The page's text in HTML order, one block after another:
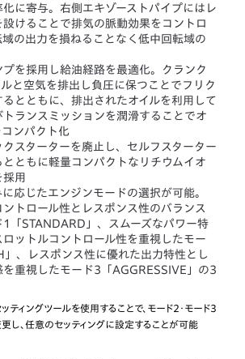
化に寄与。右側エキゾーストパイプにはレ
けることで排気の脈動効果をコントロ
の出力を損ねることなく低中回転域の
プを採用し給油経路を最適化。クランク
と空気を排出し負圧に保つことでフリク
とともに、排出されたオイルを利用して
トランスミッションを潤滑することでオ
ンパクト化
スターターを廃止し、セルフスターター
とともに軽量コンパクトなリチウムイオ
採用
応じたエンジンモードの選択が可能。
ントロール性とレスポンス性のバランス
1「STANDARD」、スムーズなパワー特
ットルコントロール性を重視したモー
」、レスポンス性に優れた出力特性とし
を重視したモード3「AGGRESSIVE」の3
ティングツールを使用することで、モード2・モード3
し、任意のセッティングに設定することが可能